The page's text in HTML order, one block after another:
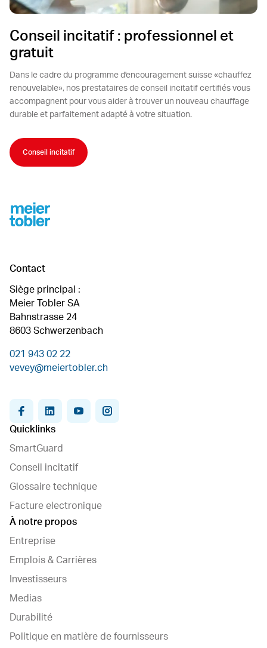
Conseil incitatif : professionnel et
gratuit
Dans le cadre du programme d'encouragement suisse «chauffez
renouvelable», nos prestataires de conseil incitatif certifiés vous
accompagnent pour vous aider à trouver un nouveau chauffage
durable et parfaitement adapté à votre situation.
Conseil incitatif
Footer
Contact
Siège principal :
Meier Tobler SA
Bahnstrasse 24
8603 Schwerzenbach
021 943 02 22
vevey@meiertobler.ch
facebooklinkedin youtubeinstagram
Quicklinks
SmartGuard
Conseil incitatif
Glossaire technique
Facture electronique
À notre propos
Entreprise
Emplois & Carrières
Investisseurs
Medias
Durabilité
Politique en matière de fournisseurs